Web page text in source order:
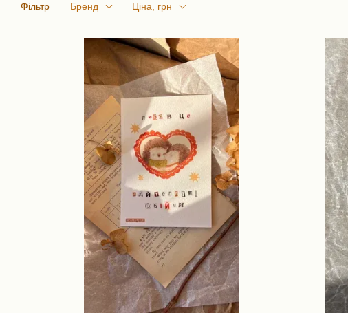
Фільтр Бренд Ціна, грн